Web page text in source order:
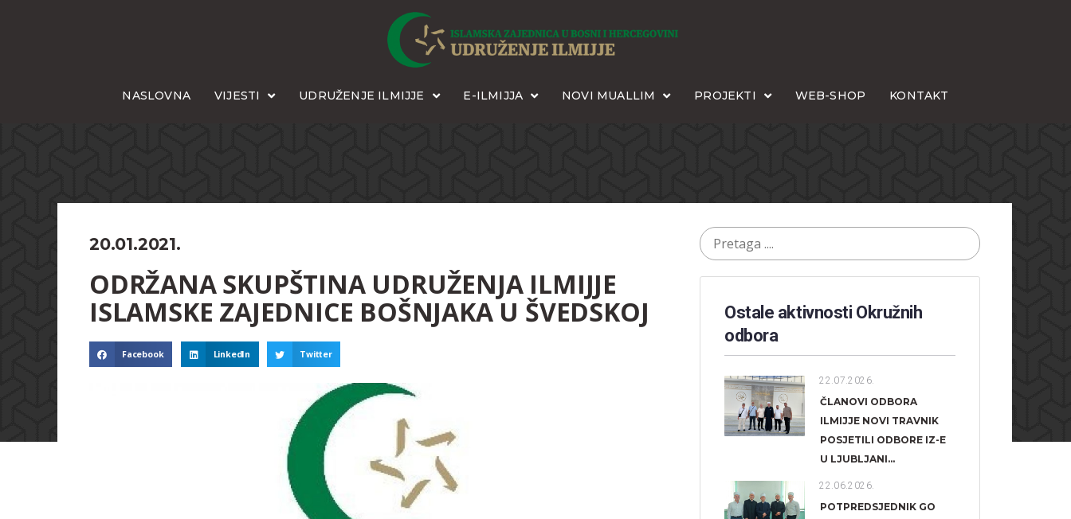
NASLOVNA VIJESTI UDRUŽENJE ILMIJJE E-ILMIJJA NOVI MUALLIM PROJEKTI WEB-SHOP KONTAKT
20.01.2021.
ODRŽANA SKUPŠTINA UDRUŽENJA ILMIJJE
ISLAMSKE ZAJEDNICE BOŠNJAKA U ŠVEDSKOJ
Facebook LinkedIn Twitter
Ostale aktivnosti Okružnih
odbora​
22.07.2026.
ČLANOVI ODBORA
ILMIJJE NOVI TRAVNIK
POSJETILI ODBORE IZ-E
U LJUBLJANI...
22.06.2026.
POTPREDSJEDNIK GO